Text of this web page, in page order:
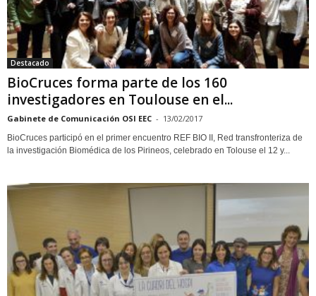
Destacado
BioCruces forma parte de los 160
investigadores en Toulouse en el...
Gabinete de Comunicación OSI EEC - 13/02/2017
BioCruces participó en el primer encuentro REF BIO II, Red transfronteriza de
la investigación Biomédica de los Pirineos, celebrado en Tolouse el 12 y...